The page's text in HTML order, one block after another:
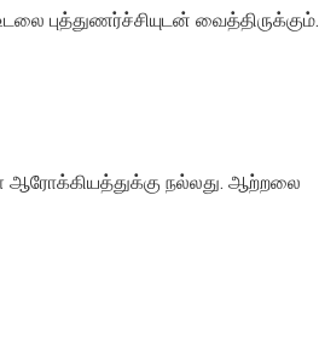
புத்துணர்ச்சியுடன் வைத்திருக்கும்.
ஆரோக்கியத்துக்கு நல்லது. ஆற்றலை